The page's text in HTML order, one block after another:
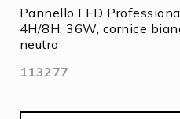
Pannello LED
4H/8H, 36W, cornice
neutro
113277